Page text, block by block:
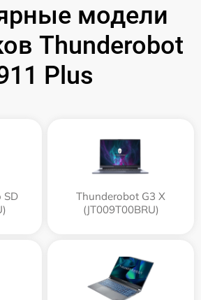
модели
Thunderobot
Plus
SD
Thunderobot G3 X
(JT009T00BRU)